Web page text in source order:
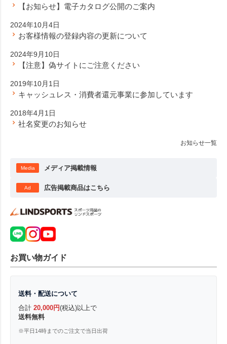
【お知らせ】電子カタログ公開のご案内
2024年10月4日
お客様情報の登録内容の更新について
2024年9月10日
【注意】偽サイトにご注意ください
2019年10月1日
キャッシュレス・消費者還元事業に参加しています
2018年4月1日
社名変更のお知らせ
お知らせ一覧
Media メディア掲載情報
Ad 広告掲載商品はこちら
お買い物ガイド
送料・配送について
合計 20,000円(税込)以上で
送料無料
※平日14時までのご注文で当日出荷